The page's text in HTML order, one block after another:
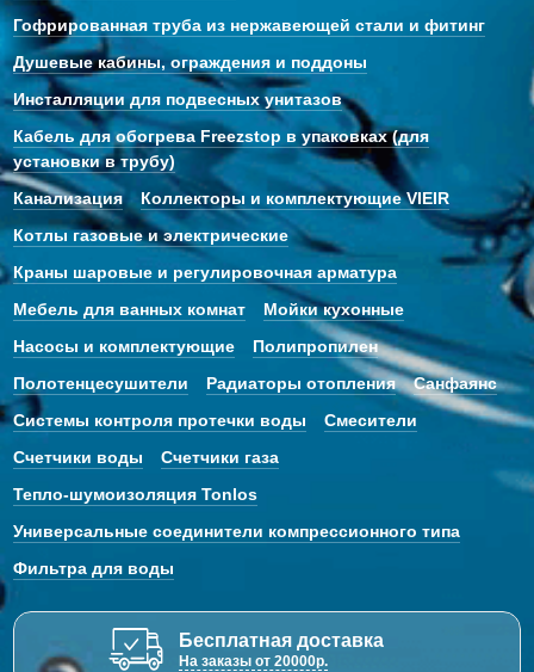
Гофрированная труба из нержавеющей стали и фитинг
Душевые кабины, ограждения и поддоны
Инсталляции для подвесных унитазов
Кабель для обогрева Freezstop в упаковках (для
установки в трубу)
Канализация
Коллекторы и комплектующие VIEIR
Котлы газовые и электрические
Краны шаровые и регулировочная арматура
Мебель для ванных комнат
Мойки кухонные
Насосы и комплектующие
Полипропилен
Полотенцесушители
Радиаторы отопления
Санфаянс
Системы контроля протечки воды
Смесители
Счетчики воды
Счетчики газа
Тепло-шумоизоляция Tonlos
Универсальные соединители компрессионного типа
Фильтра для воды
Бесплатная доставка
На заказы от 20000р.